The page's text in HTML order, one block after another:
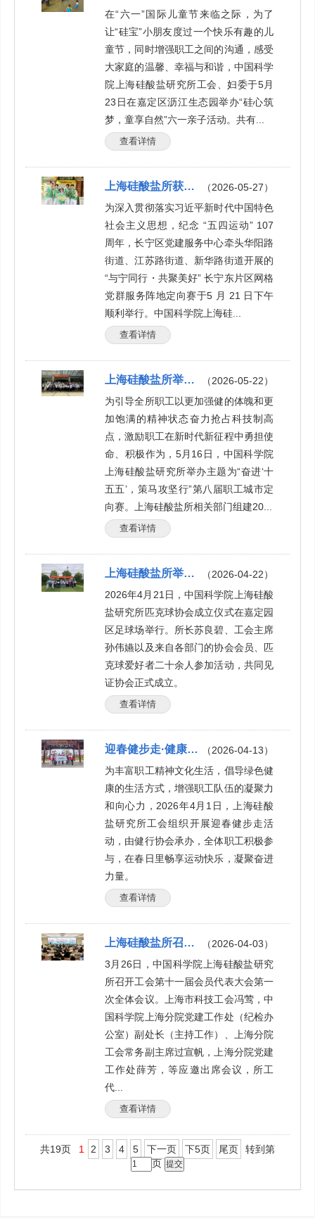
在“六一”国际儿童节来临之际，为了
让“硅宝”小朋友度过一个快乐有趣的儿
童节，同时增强职工之间的沟通，感受
大家庭的温馨、幸福与和谐，中国科学
院上海硅酸盐研究所工会、妇委于5月
23日在嘉定区沥江生态园举办“硅心筑
梦，童享自然”六一亲子活动。共有...
查看详情
（2026-05-27）
上海硅酸盐所获长宁东片区网格党群服务阵地定向赛第一名
为深入贯彻落实习近平新时代中国特色
社会主义思想，纪念 “五四运动” 107
周年，长宁区党建服务中心牵头华阳路
街道、江苏路街道、新华路街道开展的
“与宁同行・共聚美好” 长宁东片区网格
党群服务阵地定向赛于5 月 21 日下午
顺利举行。中国科学院上海硅...
查看详情
（2026-05-22）
上海硅酸盐所举办“奋进‘十五五’，策马攻坚行”第八届职工城市定向赛
为引导全所职工以更加强健的体魄和更
加饱满的精神状态奋力抢占科技制高
点，激励职工在新时代新征程中勇担使
命、积极作为，5月16日，中国科学院
上海硅酸盐研究所举办主题为“奋进‘十
五五’，策马攻坚行”第八届职工城市定
向赛。上海硅酸盐所相关部门组建20...
查看详情
（2026-04-22）
上海硅酸盐所举行匹克球协会成立仪式
2026年4月21日，中国科学院上海硅酸
盐研究所匹克球协会成立仪式在嘉定园
区足球场举行。所长苏良碧、工会主席
孙伟嬿以及来自各部门的协会会员、匹
克球爱好者二十余人参加活动，共同见
证协会正式成立。
查看详情
（2026-04-13）
迎春健步走·健康向未来——工会成功举办2026年度健步走活动
为丰富职工精神文化生活，倡导绿色健
康的生活方式，增强职工队伍的凝聚力
和向心力，2026年4月1日，上海硅酸
盐研究所工会组织开展迎春健步走活
动，由健行协会承办，全体职工积极参
与，在春日里畅享运动快乐，凝聚奋进
力量。
查看详情
（2026-04-03）
上海硅酸盐所召开工会第十一届会员代表大会第一次全体会议
3月26日，中国科学院上海硅酸盐研究
所召开工会第十一届会员代表大会第一
次全体会议。上海市科技工会冯莺，中
国科学院上海分院党建工作处（纪检办
公室）副处长（主持工作）、上海分院
工会常务副主席过宣帆，上海分院党建
工作处薛芳，等应邀出席会议，所工
代...
查看详情
共19页 1 2 3 4 5 下一页 下5页 尾页
转到第
页